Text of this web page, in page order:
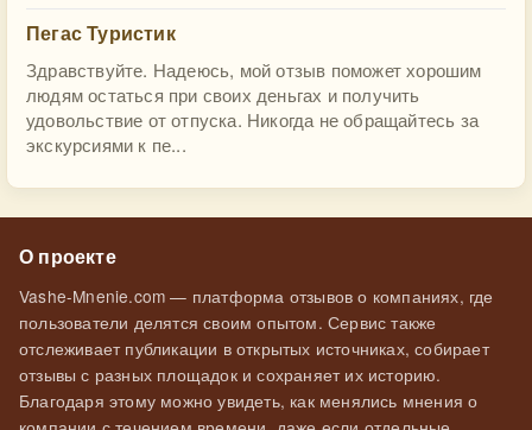
Пегас Туристик
Здравствуйте. Надеюсь, мой отзыв поможет хорошим
людям остаться при своих деньгах и получить
удовольствие от отпуска. Никогда не обращайтесь за
экскурсиями к пе...
О проекте
Vashe-Mnenie.com — платформа отзывов о компаниях, где
пользователи делятся своим опытом. Сервис также
отслеживает публикации в открытых источниках, собирает
отзывы с разных площадок и сохраняет их историю.
Благодаря этому можно увидеть, как менялись мнения о